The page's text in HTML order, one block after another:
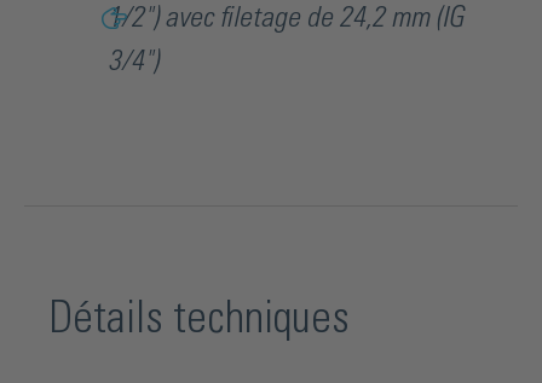
1/2") avec filetage de 24,2 mm (IG
3/4")
Détails techniques